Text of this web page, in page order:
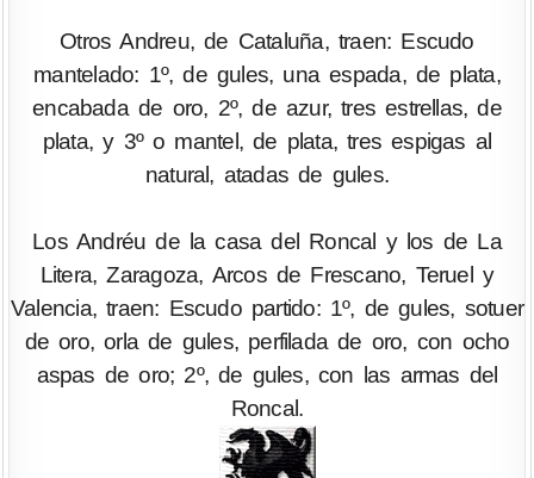
Otros Andreu, de Cataluña, traen: Escudo
mantelado: 1º, de gules, una espada, de plata,
encabada de oro, 2º, de azur, tres estrellas, de
plata, y 3º o mantel, de plata, tres espigas al
natural, atadas de gules.
Los Andréu de la casa del Roncal y los de La
Litera, Zaragoza, Arcos de Frescano, Teruel y
Valencia, traen: Escudo partido: 1º, de gules, sotuer
de oro, orla de gules, perfilada de oro, con ocho
aspas de oro; 2º, de gules, con las armas del
Roncal.